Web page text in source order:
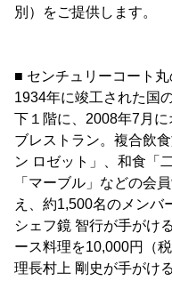
別）をご提供します。
■ センチュリーコート丸
1934年に竣工された国
下１階に、2008年7月
ブレストラン。複合飲
ン ロゼット」、和食「
「マーブル」などの会
え、約1,500名のメンバ
シェフ鏡 智行が手がけ
ース料理を10,000円（
理長村上 剛史が手がけ